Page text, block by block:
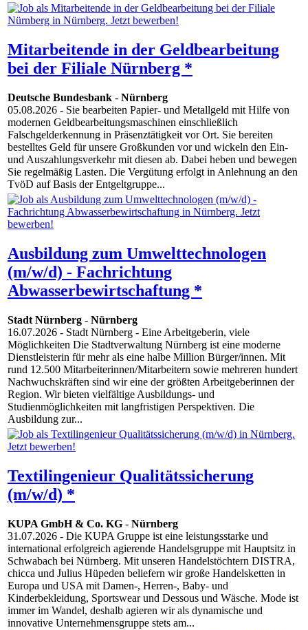
Mitarbeitende in der Geldbearbeitung
bei der Filiale Nürnberg *
Deutsche Bundesbank - Nürnberg
05.08.2026 - Sie bearbeiten Papier- und Metallgeld mit Hilfe von
modernen Geldbearbeitungsmaschinen einschließlich
Falschgelderkennung in Präsenztätigkeit vor Ort. Sie bereiten
bestelltes Geld für unsere Großkunden vor und wickeln den Ein-
und Auszahlungsverkehr mit diesen ab. Dabei heben und bewegen
Sie regelmäßig Lasten. Die Vergütung erfolgt in Anlehnung an den
TvöD auf Basis der Entgeltgruppe...
Ausbildung zum Umwelttechnologen
(m/w/d) - Fachrichtung
Abwasserbewirtschaftung *
Stadt Nürnberg - Nürnberg
16.07.2026 - Stadt Nürnberg - Eine Arbeitgeberin, viele
Möglichkeiten Die Stadtverwaltung Nürnberg ist eine moderne
Dienstleisterin für mehr als eine halbe Million Bürger/innen. Mit
rund 12.500 Mitarbeiterinnen/Mitarbeitern sowie mehreren hundert
Nachwuchskräften sind wir eine der größten Arbeitgeberinnen der
Region. Wir bieten vielfältige Ausbildungs- und
Studienmöglichkeiten mit langfristigen Perspektiven. Die
Ausbildung zur...
Textilingenieur Qualitätssicherung
(m/w/d) *
KUPA GmbH & Co. KG - Nürnberg
31.07.2026 - Die KUPA Gruppe ist eine leistungsstarke und
international erfolgreich agierende Handelsgruppe mit Hauptsitz in
Schwabach bei Nürnberg. Mit unseren Handelstöchtern DISTRA,
chicca und Julius Hüpeden beliefern wir große Handelsketten in
Europa und USA mit Damen-, Herren-, Baby- und
Kinderbekleidung, Sportswear und Dessous und Wäsche. Mode ist
immer im Wandel, deshalb agieren wir als dynamische und
innovative Unternehmensgruppe stets am...